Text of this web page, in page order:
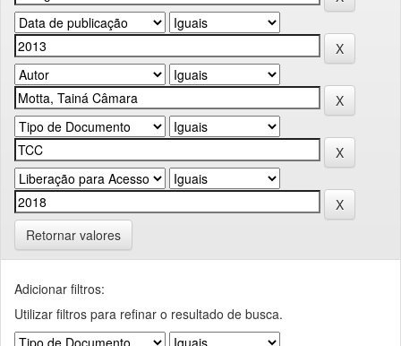
Retornar valores
Adicionar filtros:
Utilizar filtros para refinar o resultado de busca.